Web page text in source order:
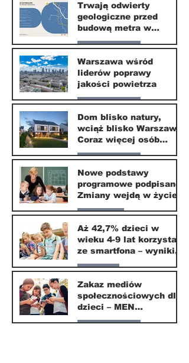
30 mar
Trwają odwierty
geologiczne przed
budową metra w
Wilanowie
Nasze miasto
24 mar
Warszawa wśród
liderów poprawy
jakości powietrza
Nasze miasto
24 mar
Dom blisko natury,
wciąż blisko Warszawy.
Coraz więcej osób
wybiera ten kierunek
Nasze miasto
20 mar
Nowe podstawy
programowe podpisane.
Zmiany wejdą w życie
od września 2026
Edukacja
16 mar
Aż 42,7% dzieci w
wieku 4-9 lat korzysta
ze smartfona – wyniki
badania Krajowego
Instytutu Mediów
Parents
1 mar
Zakaz mediów
społecznościowych dla
dzieci – MEN
przedstawia projekt